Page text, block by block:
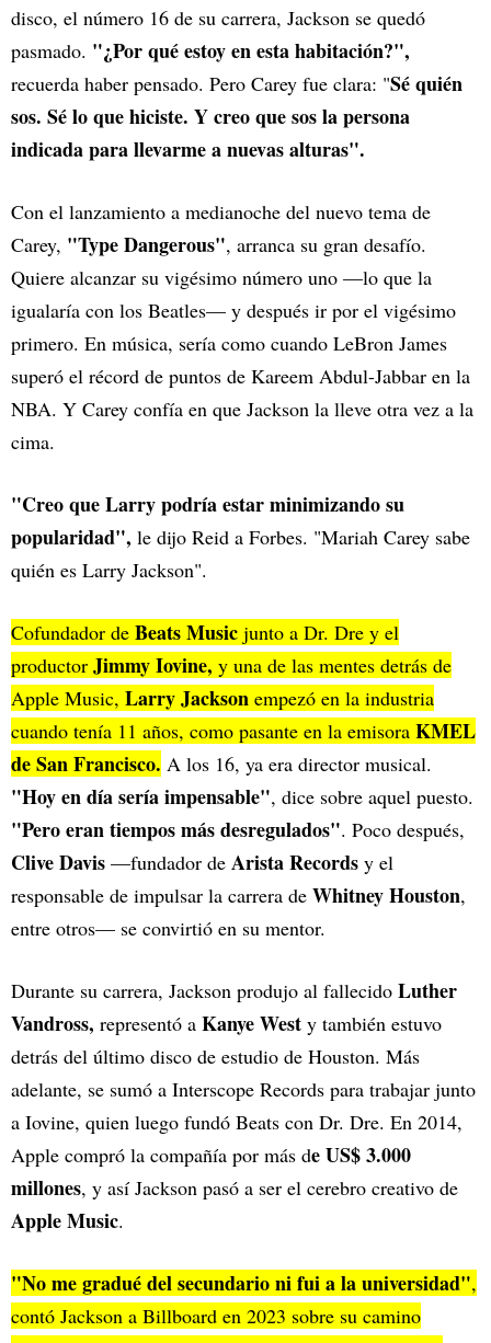
disco, el número 16 de su carrera, Jackson se quedó
pasmado. "¿Por qué estoy en esta habitación?",
recuerda haber pensado. Pero Carey fue clara: "Sé quién
sos. Sé lo que hiciste. Y creo que sos la persona
indicada para llevarme a nuevas alturas".
Con el lanzamiento a medianoche del nuevo tema de
Carey, "Type Dangerous", arranca su gran desafío.
Quiere alcanzar su vigésimo número uno —lo que la
igualaría con los Beatles— y después ir por el vigésimo
primero. En música, sería como cuando LeBron James
superó el récord de puntos de Kareem Abdul-Jabbar en la
NBA. Y Carey confía en que Jackson la lleve otra vez a la
cima.
"Creo que Larry podría estar minimizando su
popularidad", le dijo Reid a Forbes. "Mariah Carey sabe
quién es Larry Jackson".
Cofundador de Beats Music junto a Dr. Dre y el
productor Jimmy Iovine, y una de las mentes detrás de
Apple Music, Larry Jackson empezó en la industria
cuando tenía 11 años, como pasante en la emisora KMEL
de San Francisco. A los 16, ya era director musical.
"Hoy en día sería impensable", dice sobre aquel puesto.
"Pero eran tiempos más desregulados". Poco después,
Clive Davis —fundador de Arista Records y el
responsable de impulsar la carrera de Whitney Houston,
entre otros— se convirtió en su mentor.
Durante su carrera, Jackson produjo al fallecido Luther
Vandross, representó a Kanye West y también estuvo
detrás del último disco de estudio de Houston. Más
adelante, se sumó a Interscope Records para trabajar junto
a Iovine, quien luego fundó Beats con Dr. Dre. En 2014,
Apple compró la compañía por más de US$ 3.000
millones, y así Jackson pasó a ser el cerebro creativo de
Apple Music.
"No me gradué del secundario ni fui a la universidad",
contó Jackson a Billboard en 2023 sobre su camino